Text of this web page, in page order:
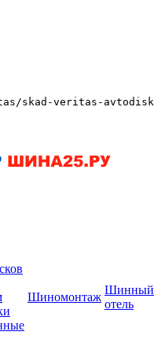
skad-veritas-
Шиномонтаж
Шинный
отель